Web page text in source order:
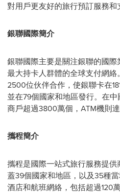
對用戶更友好的旅行預訂服務和
銀聯國際簡介
銀聯國際主要是關注銀聯的國
最大持卡人群體的全球支付網
2500位伙伴合作，使銀聯卡在
並在79個國家和地區發行。在
商戶超過3800萬個，ATM機則達
攜程簡介
攜程是國際一站式旅行服務提
蓋39個國家和地區，以及35種
酒店和航班網絡，包括超過120